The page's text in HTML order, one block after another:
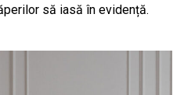
să iasă în evidență.